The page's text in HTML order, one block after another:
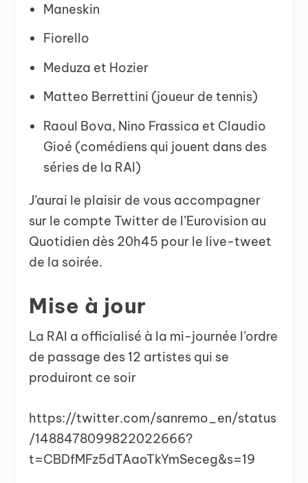
Maneskin
Fiorello
Meduza et Hozier
Matteo Berrettini (joueur de tennis)
Raoul Bova, Nino Frassica et Claudio
Gioé (comédiens qui jouent dans des
séries de la RAI)
J’aurai le plaisir de vous accompagner
sur le compte Twitter de l’Eurovision au
Quotidien dès 20h45 pour le live-tweet
de la soirée.
Mise à jour
La RAI a officialisé à la mi-journée l’ordre
de passage des 12 artistes qui se
produiront ce soir
https://twitter.com/sanremo_en/status
/1488478099822022666?
t=CBDfMFz5dTAaoTkYmSeceg&s=19